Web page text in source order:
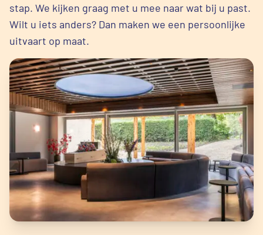
stap. We kijken graag met u mee naar wat bij u past.
Wilt u iets anders? Dan maken we een persoonlijke
uitvaart op maat.